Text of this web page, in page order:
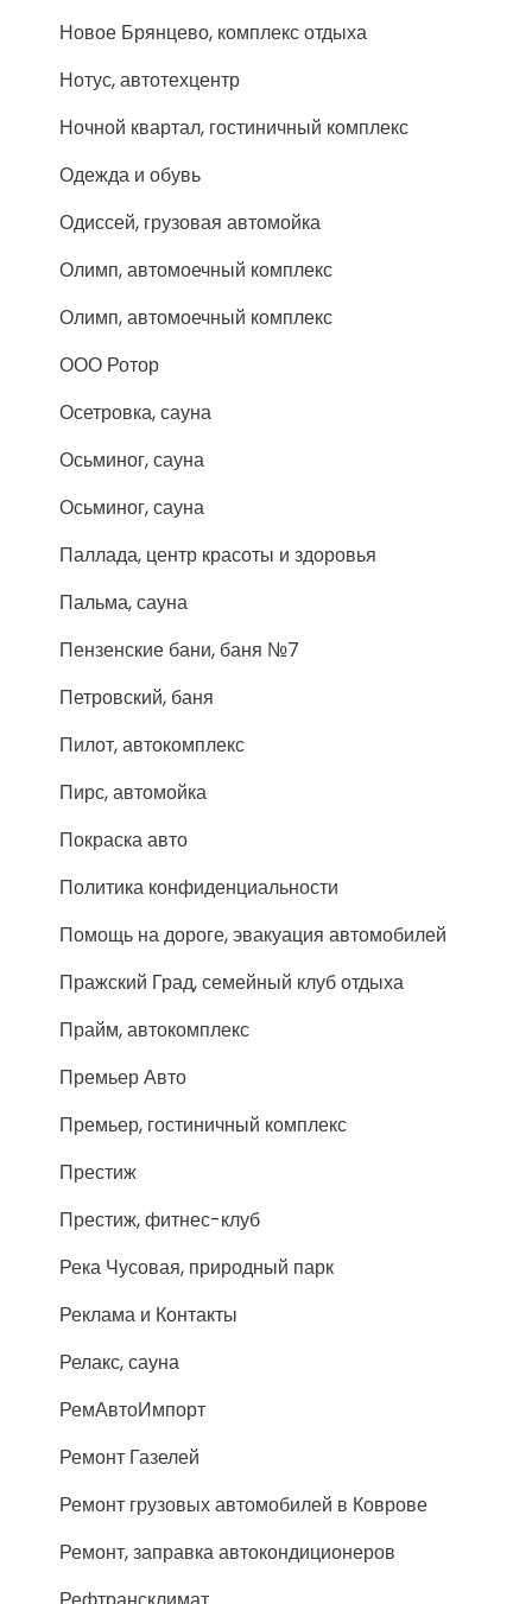
Новое Брянцево, комплекс отдыха
Нотус, автотехцентр
Ночной квартал, гостиничный комплекс
Одежда и обувь
Одиссей, грузовая автомойка
Олимп, автомоечный комплекс
Олимп, автомоечный комплекс
ООО Ротор
Осетровка, сауна
Осьминог, сауна
Осьминог, сауна
Паллада, центр красоты и здоровья
Пальма, сауна
Пензенские бани, баня №7
Петровский, баня
Пилот, автокомплекс
Пирс, автомойка
Покраска авто
Политика конфиденциальности
Помощь на дороге, эвакуация автомобилей
Пражский Град, семейный клуб отдыха
Прайм, автокомплекс
Премьер Авто
Премьер, гостиничный комплекс
Престиж
Престиж, фитнес-клуб
Река Чусовая, природный парк
Реклама и Контакты
Релакс, сауна
РемАвтоИмпорт
Ремонт Газелей
Ремонт грузовых автомобилей в Коврове
Ремонт, заправка автокондиционеров